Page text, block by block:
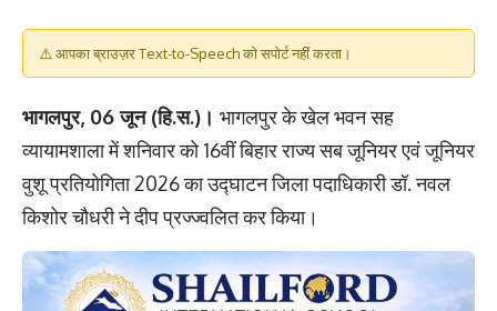
⚠️ आपका ब्राउज़र Text-to-Speech को सपोर्ट नहीं करता।
भागलपुर, 06 जून (हि.स.)। भागलपुर के खेल भवन सह
व्यायामशाला में शनिवार को 16वीं बिहार राज्य सब जूनियर एवं जूनियर
वुशू प्रतियोगिता 2026 का उद्घाटन जिला पदाधिकारी डॉ. नवल
किशोर चौधरी ने दीप प्रज्ज्वलित कर किया।